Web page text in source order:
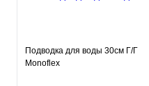
Подводка для воды 30см Г/Г
Monoflex